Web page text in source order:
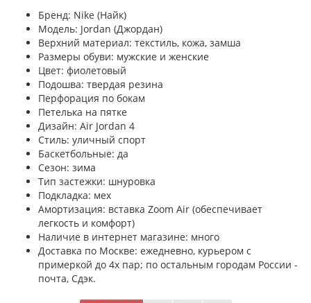
Бренд: Nike (Найк)
Модель: Jordan (Джордан)
Верхний материал: текстиль, кожа, замша
Размеры обуви: мужские и женские
Цвет: фиолетовый
Подошва: твердая резина
Перфорация по бокам
Петелька на пятке
Дизайн: Air Jordan 4
Стиль: уличный спорт
Баскетбольные: да
Сезон: зима
Тип застежки: шнуровка
Подкладка: мех
Амортизация: вставка Zoom Air (обеспечивает
легкость и комфорт)
Наличие в интернет магазине: много
Доставка по Москве: ежедневно, курьером с
примеркой до 4х пар; по остальным городам России -
почта, Сдэк.